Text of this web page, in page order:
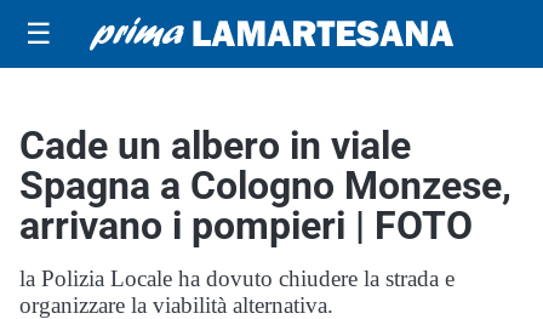
☰
Cade un albero in viale
Spagna a Cologno Monzese,
arrivano i pompieri | FOTO
la Polizia Locale ha dovuto chiudere la strada e
organizzare la viabilità alternativa.